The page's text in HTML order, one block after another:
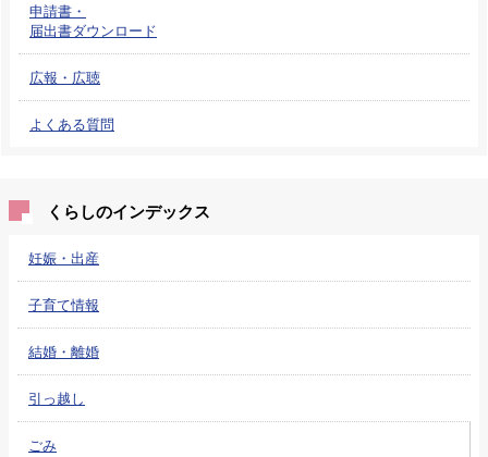
申請書・
届出書ダウンロード
広報・広聴
よくある質問
くらしのインデックス
妊娠・出産
子育て情報
結婚・離婚
引っ越し
ごみ